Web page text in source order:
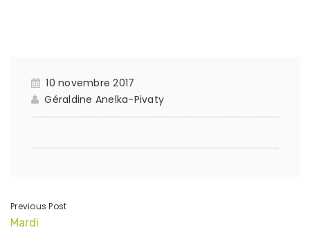
10 novembre 2017
Géraldine Anelka-Pivaty
Previous Post
Mardi